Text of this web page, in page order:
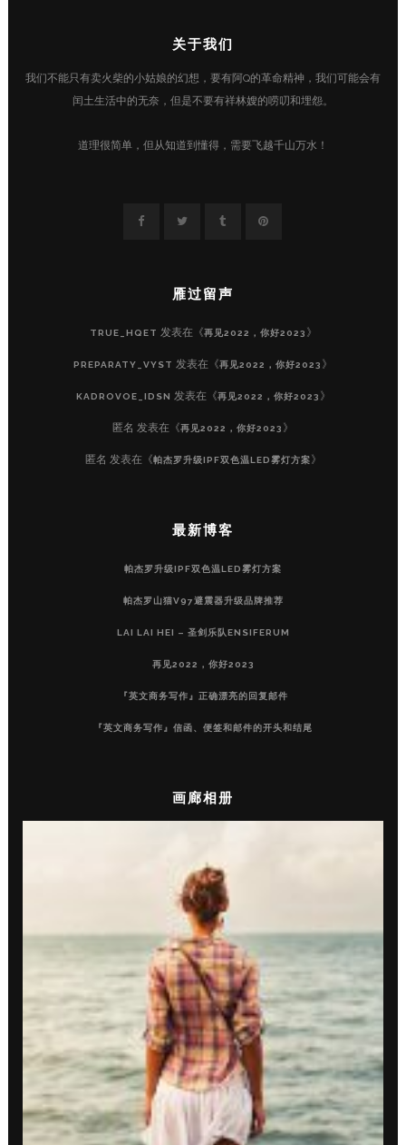
关于我们
我们不能只有卖火柴的小姑娘的幻想，要有阿Q的革命精神，我们可能会有
闰土生活中的无奈，但是不要有祥林嫂的唠叨和埋怨。
道理很简单，但从知道到懂得，需要飞越千山万水！
雁过留声
TRUE_HQET 发表在《再见2022，你好2023 》
PREPARATY_VYST 发表在《再见2022，你好2023 》
KADROVOE_IDSN 发表在《再见2022，你好2023 》
匿名 发表在《再见2022，你好2023 》
匿名 发表在《帕杰罗升级IPF双色温LED雾灯方案》
最新博客
帕杰罗升级IPF双色温LED雾灯方案
帕杰罗山猫V97避震器升级品牌推荐
LAI LAI HEI – 圣剑乐队ENSIFERUM
再见2022，你好2023
『英文商务写作』正确漂亮的回复邮件
『英文商务写作』信函、便签和邮件的开头和结尾
画廊相册